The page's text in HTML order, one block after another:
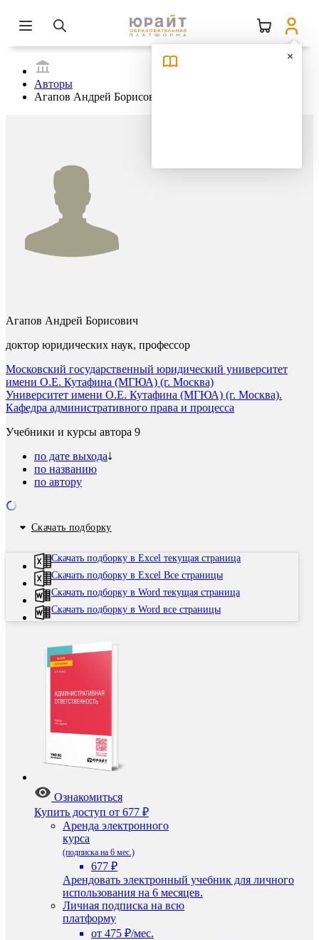
Авторы
Агапов Андрей Борисович
Агапов Андрей Борисович
доктор юридических наук, профессор
Московский государственный юридический университет
имени О.Е. Кутафина (МГЮА) (г. Москва)
Университет имени О.Е. Кутафина (МГЮА) (г. Москва).
Кафедра административного права и процесса
Учебники и курсы автора 9
по дате выхода
по названию
по автору
Скачать подборку
Скачать подборку в Excel текущая страница
Скачать подборку в Excel Все страницы
Скачать подборку в Word текущая страница
Скачать подборку в Word все страницы
Ознакомиться
Купить доступ от 677 ₽
Аренда электронного
курса
(подписка на 6 мес.)
677 ₽
Арендовать электронный учебник для личного
использования на 6 месяцев.
Личная подписка на всю
платформу
от 475 ₽/мес.